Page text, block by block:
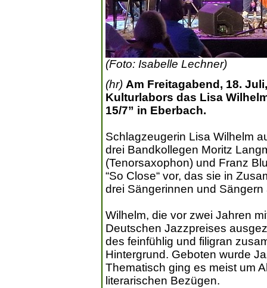
(Foto: Isabelle Lechner)
(hr) Am Freitagabend, 18.
Kulturlabors das Lisa
15/7” in Eberbach.
Schlagzeugerin Lisa Wilhelm
drei Bandkollegen Moritz
(Tenorsaxophon) und Franz
“So Close“ vor, das sie in
drei Sängerinnen und
Wilhelm, die vor zwei Jahren
Deutschen Jazzpreises
des feinfühlig und filigran
Hintergrund. Geboten wurde
Thematisch ging es meist um
literarischen Bezügen.